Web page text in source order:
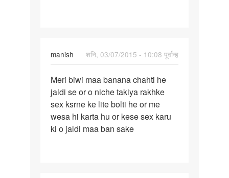
manish
शनि, 03/07/2015 - 10:08 पूर्वान्ह
Meri
biwi
maa
banana
chahti
Meri biwi maa banana chahti he
jaldi se or o niche takiya rakhke
sex ksrne ke lite bolti he or me
wesa hi karta hu or kese sex karu
ki o jaldi maa ban sake